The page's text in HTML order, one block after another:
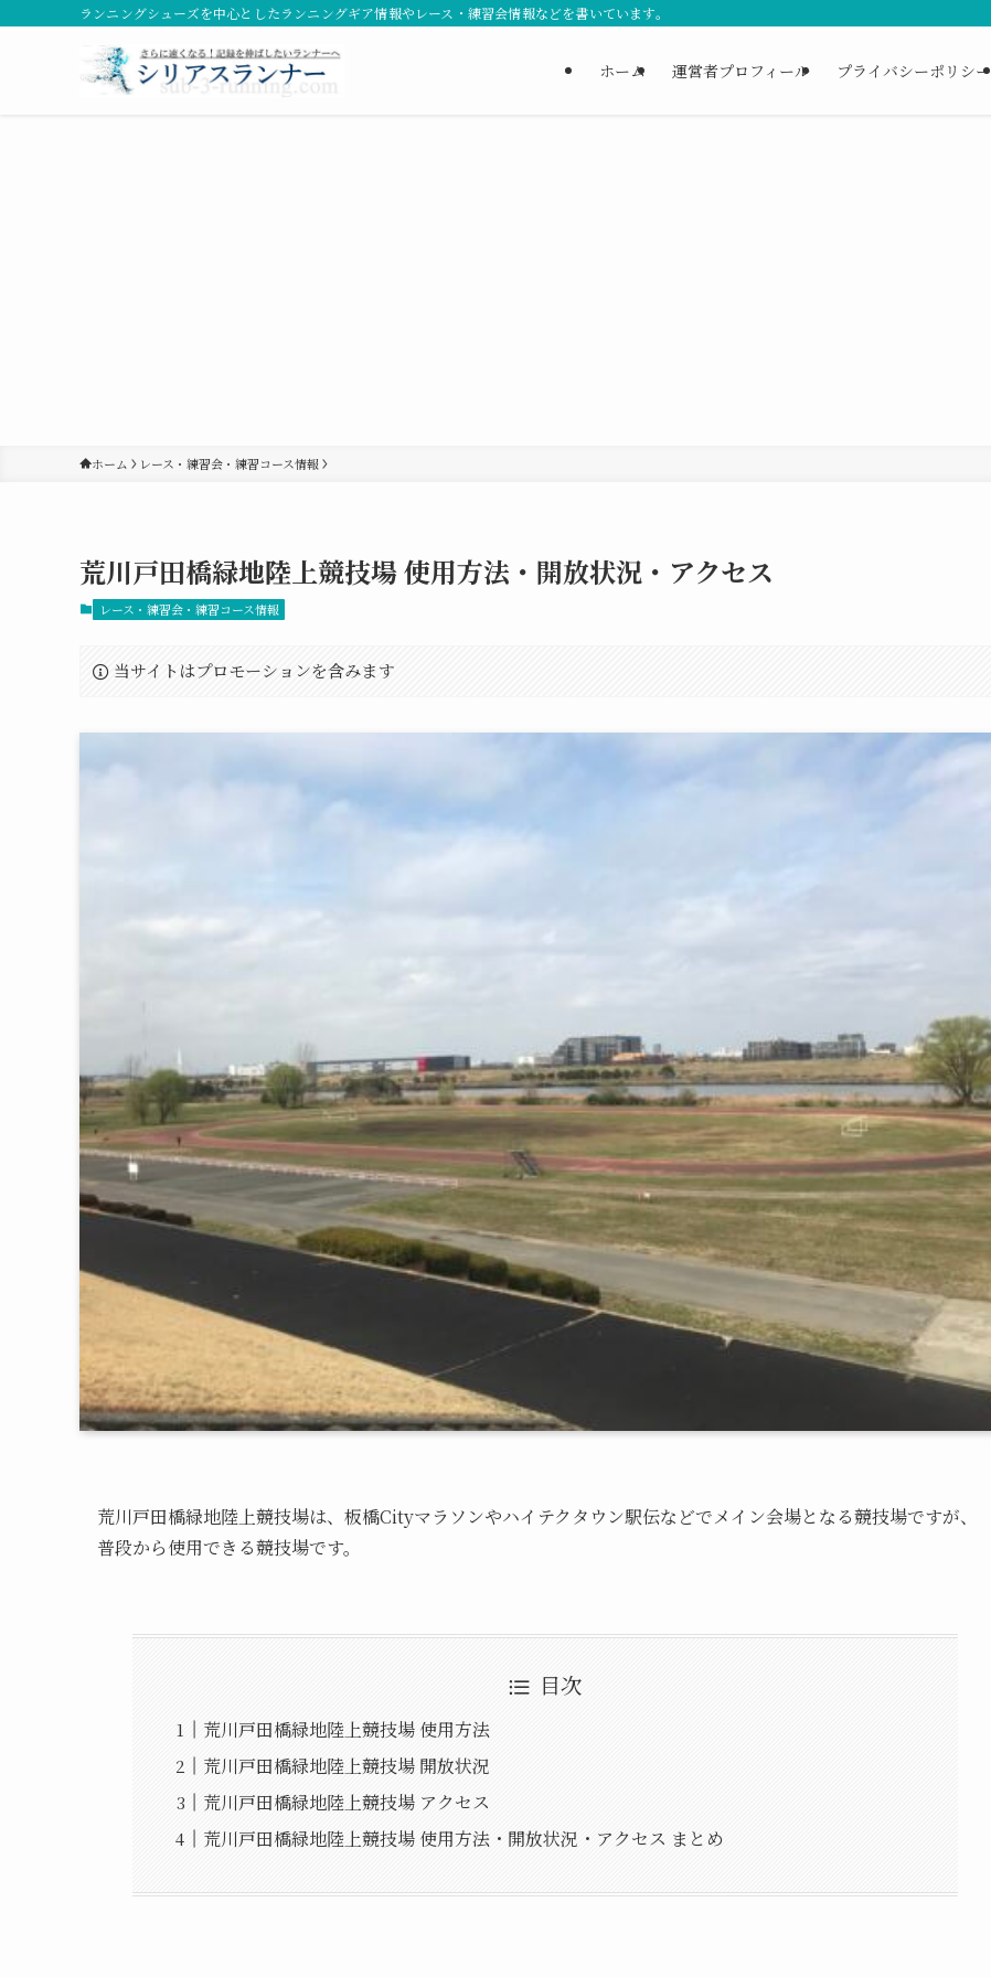
ランニングシューズを中心としたランニングギア情報やレース・練習会情報などを書いています。
ホーム 運営者プロフィール プライバシーポリシー
ホーム レース・練習会・練習コース情報
荒川戸田橋緑地陸上競技場 使用方法・開放状況・アクセス
レース・練習会・練習コース情報
当サイトはプロモーションを含みます
荒川戸田橋緑地陸上競技場は、板橋Cityマラソンやハイテクタウン駅伝などでメイン会場となる競技場ですが、
普段から使用できる競技場です。
目次
荒川戸田橋緑地陸上競技場 使用方法
荒川戸田橋緑地陸上競技場 開放状況
荒川戸田橋緑地陸上競技場 アクセス
荒川戸田橋緑地陸上競技場 使用方法・開放状況・アクセス まとめ